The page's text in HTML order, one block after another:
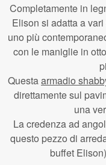
Completamente in
Elison si adatta a
uno più
con le maniglie in
Questaarmadio
direttamente sul
una
La credenza ad
questo pezzo di
buffet